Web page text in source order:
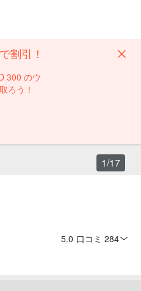
割引！
300 のウ
ろう！
5.0 口コミ 284
1/17